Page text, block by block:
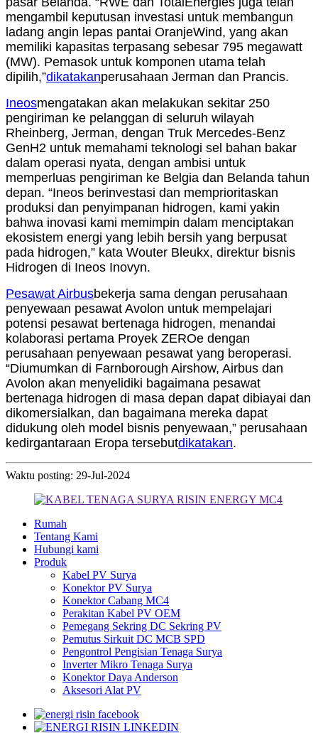
mengambil keputusan investasi untuk membangun
ladang angin lepas pantai OranjeWind, yang akan
memiliki kapasitas terpasang sebesar 795 megawatt
(MW). Pemasok untuk komponen utama telah
dipilih,”dikatakanperusahaan Jerman dan Prancis.
Ineosmengatakan akan melakukan sekitar 250
pengiriman ke pelanggan di seluruh wilayah
Rheinberg, Jerman, dengan Truk Mercedes-Benz
GenH2 untuk memahami teknologi sel bahan bakar
dalam operasi nyata, dengan ambisi untuk
memperluas pengiriman ke Belgia dan Belanda tahun
depan. “Ineos berinvestasi dan memprioritaskan
produksi dan penyimpanan hidrogen, kami yakin
bahwa inovasi kami memimpin dalam menciptakan
ekosistem energi yang lebih bersih yang berpusat
pada hidrogen,” kata Wouter Bleukx, direktur bisnis
Hidrogen di Ineos Inovyn.
Pesawat Airbusbekerja sama dengan perusahaan
penyewaan pesawat Avolon untuk mempelajari
potensi pesawat bertenaga hidrogen, menandai
kolaborasi pertama Proyek ZEROe dengan
perusahaan penyewaan pesawat yang beroperasi.
“Diumumkan di Farnborough Airshow, Airbus dan
Avolon akan menyelidiki bagaimana pesawat
bertenaga hidrogen di masa depan dapat dibiayai dan
dikomersialkan, dan bagaimana mereka dapat
didukung oleh model bisnis penyewaan,” perusahaan
kedirgantaraan Eropa tersebutdikatakan.
Waktu posting: 29-Jul-2024
Rumah
Tentang Kami
Hubungi kami
Produk
Kabel PV Surya
Konektor PV Surya
Konektor Cabang MC4
Perakitan Kabel PV OEM
Pemegang Sekring DC Sekring PV
Pemutus Sirkuit DC MCB SPD
Pengontrol Pengisian Tenaga Surya
Inverter Mikro Tenaga Surya
Konektor Daya Anderson
Aksesori Alat PV